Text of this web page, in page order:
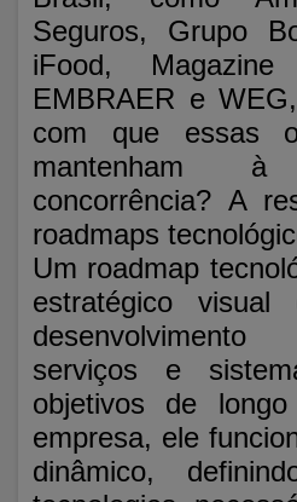
Seguros, Grupo
iFood,
EMBRAER e
com que essas
mantenham
concorrência? A
roadmaps
Um roadmap
estratégico
serviços e
objetivos de
empresa, ele
dinâmico,